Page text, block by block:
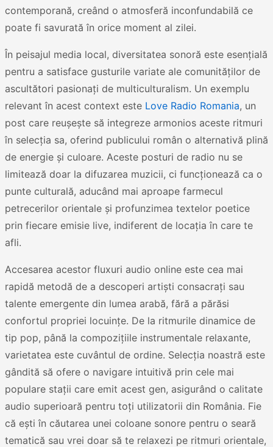
contemporană, creând o atmosferă inconfundabilă ce
poate fi savurată în orice moment al zilei.
În peisajul media local, diversitatea sonoră este esențială
pentru a satisface gusturile variate ale comunităților de
ascultători pasionați de multiculturalism. Un exemplu
relevant în acest context este Love Radio Romania, un
post care reușește să integreze armonios aceste ritmuri
în selecția sa, oferind publicului român o alternativă plină
de energie și culoare. Aceste posturi de radio nu se
limitează doar la difuzarea muzicii, ci funcționează ca o
punte culturală, aducând mai aproape farmecul
petrecerilor orientale și profunzimea textelor poetice
prin fiecare emisie live, indiferent de locația în care te
afli.
Accesarea acestor fluxuri audio online este cea mai
rapidă metodă de a descoperi artiști consacrați sau
talente emergente din lumea arabă, fără a părăsi
confortul propriei locuințe. De la ritmurile dinamice de
tip pop, până la compozițiile instrumentale relaxante,
varietatea este cuvântul de ordine. Selecția noastră este
gândită să ofere o navigare intuitivă prin cele mai
populare stații care emit acest gen, asigurând o calitate
audio superioară pentru toți utilizatorii din România. Fie
că ești în căutarea unei coloane sonore pentru o seară
tematică sau vrei doar să te relaxezi pe ritmuri orientale,